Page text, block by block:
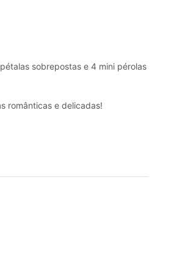
sobrepostas e 4 mini pérolas
românticas e delicadas!